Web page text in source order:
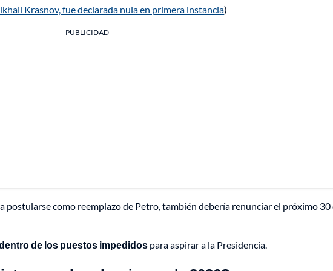
Krasnov, fue declarada nula en primera instancia)
PUBLICIDAD
postularse como reemplazo de Petro, también debería renunciar el próximo 30
de los puestos impedidos para aspirar a la Presidencia.